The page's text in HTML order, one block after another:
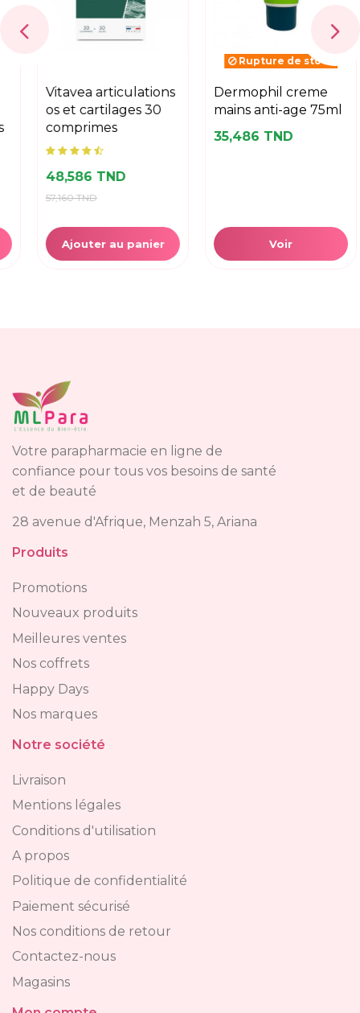
os et cartilages 30
comprimes
48,586 TND
57,160 TND
Ajouter au panier
Rupture de stock
mains anti-age 75ml
35,486 TND
Voir
Votre parapharmacie en ligne de
confiance pour tous vos besoins de santé
et de beauté
28 avenue d'Afrique, Menzah 5, Ariana
Produits
Promotions
Nouveaux produits
Meilleures ventes
Nos coffrets
Happy Days
Nos marques
Notre société
Livraison
Mentions légales
Conditions d'utilisation
A propos
Politique de confidentialité
Paiement sécurisé
Nos conditions de retour
Contactez-nous
Magasins